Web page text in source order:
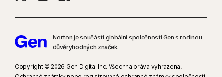
Norton je součástí globální společnosti Gen s rodinou
důvěryhodných značek.
Copyright © 2026 Gen Digital Inc. Všechna práva vyhrazena.